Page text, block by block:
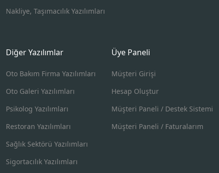
Nakliye, Taşımacılık Yazılımları
Diğer Yazılımlar
Oto Bakım Firma Yazılımları
Oto Galeri Yazılımları
Psikolog Yazılımları
Restoran Yazılımları
Sağlık Sektörü Yazılımları
Sigortacılık Yazılımları
Üye Paneli
Müşteri Girişi
Hesap Oluştur
Müşteri Paneli / Destek Sistemi
Müşteri Paneli / Faturalarım